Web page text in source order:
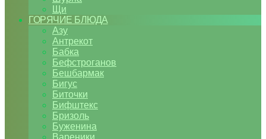
Щи
ГОРЯЧИЕ БЛЮДА
Азу
Антрекот
Бабка
Бефстроганов
Бешбармак
Бигус
Биточки
Бифштекс
Бризоль
Буженина
Вареники